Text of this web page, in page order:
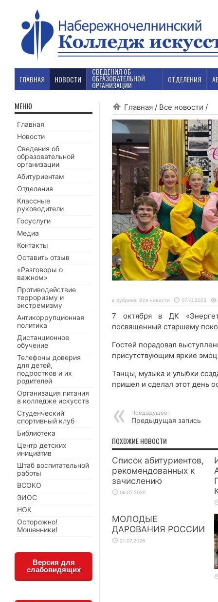
ГЛАВНАЯ НОВОСТИ
СВЕДЕНИЯ ОБ
ОБРАЗОВАТЕЛЬНОЙ
ОРГАНИЗАЦИИ
ОТДЕЛЕНИЯ
Главная / Все новости /
в рубрике: Все новости 07.10.2025
7 октября в ДК
посвященный старшему
Гостей порадовал
присутствующим яркие
Танцы, музыка и улыбки
пришел и сделал этот день
Предыдущее:
Предыдущая запись
ПОХОЖИЕ НОВОСТИ
Список абитуриентов,
рекомендованных к
зачислению
06.07.2026
МОЛОДЫЕ
ДАРОВАНИЯ РОССИИ
21.07.2026
МЕНЮ
Главная
Новости
Сведения об
образовательной
организации
Абитуриентам
Отделения
Классные
руководители
Госуслуги
Медиа
Контакты
Оставить отзыв
«Разговоры о
важном»
Противодействие
терроризму и
экстремизму
Антикоррупционная
политика
Дистанционное
обучение
Телефоны доверия
для детей,
подростков и их
родителей
Организация питания
в колледже искусств
Студенческий
спортивный клуб
Библиотека
Центр детских
инициатив
Штаб воспитательной
работы
ВСОКО
ЭИОС
НОК
Осторожно!
Мошенники!
Версия для
слабовидящих